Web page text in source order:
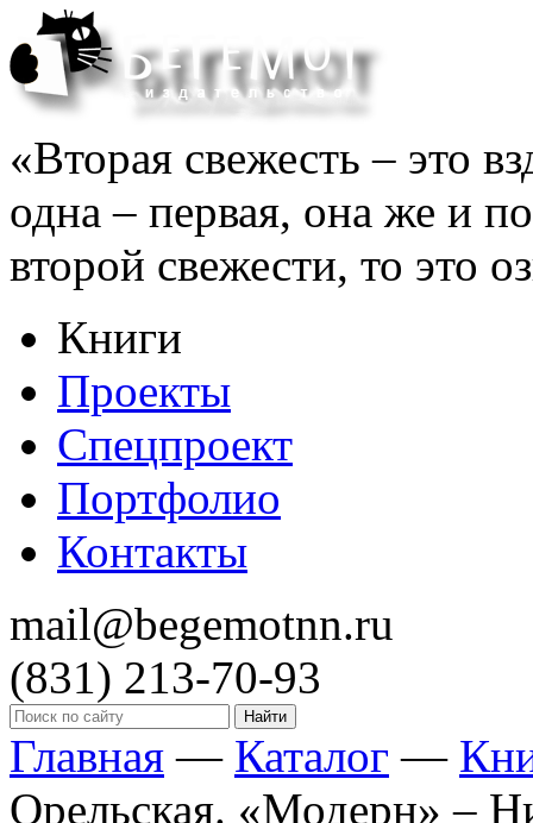
«Вторая свежесть – это
одна – первая, она же и
второй свежести, то это
Книги
Проекты
Спецпроект
Портфолио
Контакты
mail@begemotnn.ru
(831) 213-70-93
Главная — Каталог —
Орельская. «Модерн» –